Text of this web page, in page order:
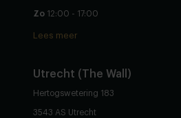
Zo 12:00 - 17:00
Lees meer
Utrecht (The Wall)
Hertogswetering 183
3543 AS Utrecht